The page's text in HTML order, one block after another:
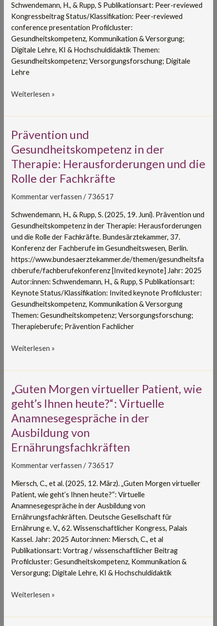
Schwendemann, H., & Rupp, S Publikationsart: Peer-reviewed
Kongressbeitrag Status/Klassifikation: Peer-reviewed
conference presentation Profilcluster:
Gesundheitskompetenz, Kommunikation & Versorgung;
Digitale Lehre, KI & Hochschuldidaktik Themen:
Gesundheitskompetenz; Versorgungsforschung; Digitale
Lehre
Weiterlesen »
Prävention und
Gesundheitskompetenz in der
Therapie: Herausforderungen und die
Rolle der Fachkräfte
Kommentar verfassen / 736517
Schwendemann, H., & Rupp, S. (2025, 19. Juni). Prävention und
Gesundheitskompetenz in der Therapie: Herausforderungen
und die Rolle der Fachkräfte. Bundesärztekammer, 37.
Konferenz der Fachberufe im Gesundheitswesen, Berlin.
https://www.bundesaerztekammer.de/themen/gesundheitsfa
chberufe/fachberufekonferenz [Invited keynote] Jahr: 2025
Autor:innen: Schwendemann, H., & Rupp, S Publikationsart:
Keynote Status/Klassifikation: Invited keynote Profilcluster:
Gesundheitskompetenz, Kommunikation & Versorgung
Themen: Gesundheitskompetenz; Versorgungsforschung;
Therapieberufe; Prävention Fachlicher
Prävention
und
Gesundheitskompetenz
der
Herausforderungen
und
die
Rolle
der
Fachkräfte
Weiterlesen »
„Guten Morgen virtueller Patient, wie
geht’s Ihnen heute?“: Virtuelle
Anamnesegespräche in der
Ausbildung von
Ernährungsfachkräften
Kommentar verfassen / 736517
Miersch, C., et al. (2025, 12. März). „Guten Morgen virtueller
Patient, wie geht’s Ihnen heute?“: Virtuelle
Anamnesegespräche in der Ausbildung von
Ernährungsfachkräften. Deutsche Gesellschaft für
Ernährung e. V., 62. Wissenschaftlicher Kongress, Palais
Kassel. Jahr: 2025 Autor:innen: Miersch, C., et al
Publikationsart: Vortrag / wissenschaftlicher Beitrag
Profilcluster: Gesundheitskompetenz, Kommunikation &
Versorgung; Digitale Lehre, KI & Hochschuldidaktik
„Guten
Morgen
virtueller
Patient,
wie
geht’s
Ihnen
heute?“:
Anamnesegespräche
in
der
Ausbildung
von
Ernährungsfachkräften
Weiterlesen »